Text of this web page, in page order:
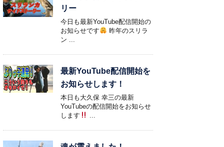
リー
今日も最新YouTube配信開始の
お知らせです
昨年のスリラ
ン ...
最新YouTube配信開始を
お知らせします！
本日も大久保 幸三の最新
YouTubeの配信開始をお知らせ
します
...